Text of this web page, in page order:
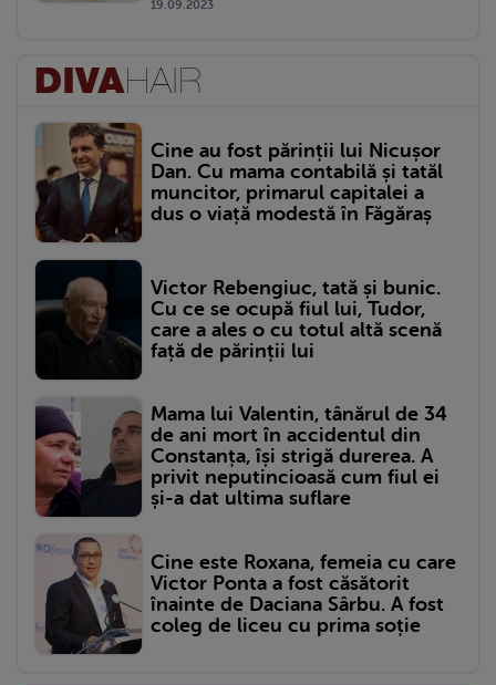
19.09.2023
Cine au fost părinții lui Nicușor
Dan. Cu mama contabilă și tatăl
muncitor, primarul capitalei a
dus o viață modestă în Făgăraș
Victor Rebengiuc, tată și bunic.
Cu ce se ocupă fiul lui, Tudor,
care a ales o cu totul altă scenă
față de părinții lui
Mama lui Valentin, tânărul de 34
de ani mort în accidentul din
Constanța, își strigă durerea. A
privit neputincioasă cum fiul ei
și-a dat ultima suflare
Cine este Roxana, femeia cu care
Victor Ponta a fost căsătorit
înainte de Daciana Sârbu. A fost
coleg de liceu cu prima soție